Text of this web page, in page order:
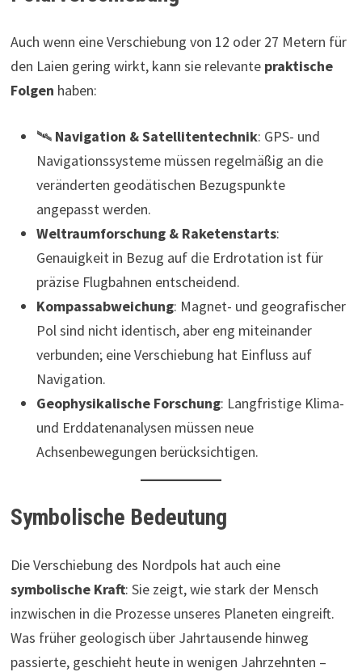
Auch wenn eine Verschiebung von 12 oder 27 Metern für
den Laien gering wirkt, kann sie relevante praktische
Folgen haben:
🛰 Navigation & Satellitentechnik: GPS- und
Navigationssysteme müssen regelmäßig an die
veränderten geodätischen Bezugspunkte
angepasst werden.
Weltraumforschung & Raketenstarts:
Genauigkeit in Bezug auf die Erdrotation ist für
präzise Flugbahnen entscheidend.
Kompassabweichung: Magnet- und geografischer
Pol sind nicht identisch, aber eng miteinander
verbunden; eine Verschiebung hat Einfluss auf
Navigation.
Geophysikalische Forschung: Langfristige Klima-
und Erddatenanalysen müssen neue
Achsenbewegungen berücksichtigen.
Symbolische Bedeutung
Die Verschiebung des Nordpols hat auch eine
symbolische Kraft: Sie zeigt, wie stark der Mensch
inzwischen in die Prozesse unseres Planeten eingreift.
Was früher geologisch über Jahrtausende hinweg
passierte, geschieht heute in wenigen Jahrzehnten –